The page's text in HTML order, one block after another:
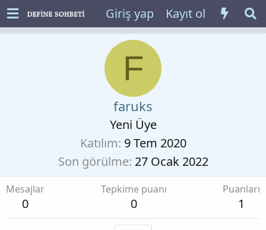
Giriş yap Kayıt ol
F
faruks
Yeni Üye
Katılım 9 Tem 2020
Son görülme 27 Ocak 2022
Mesajlar
0
Tepkime puanı
0
Puanları
1